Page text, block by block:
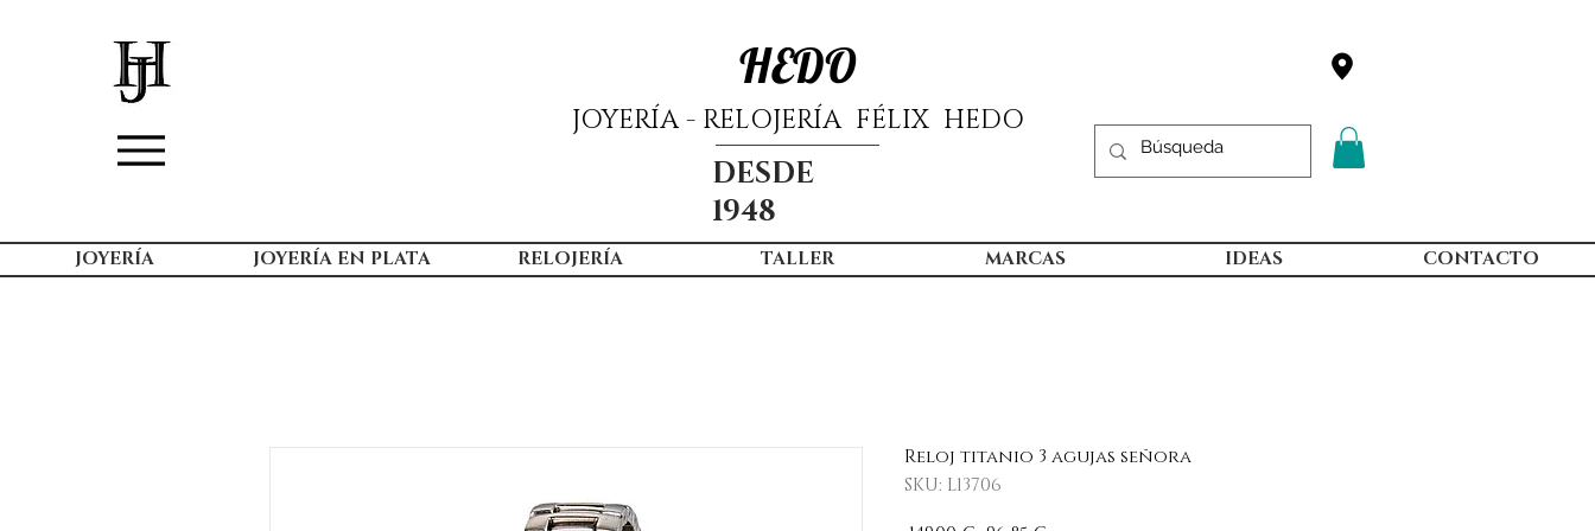
HEDO
JOYERÍA - RELOJERÍA FÉLIX HEDO
DESDE
1948
JOYERÍA JOYERÍA EN PLATA RELOJERÍA TALLER MARCAS IDEAS CONTACTO
Reloj titanio 3 agujas señora
SKU: L13706